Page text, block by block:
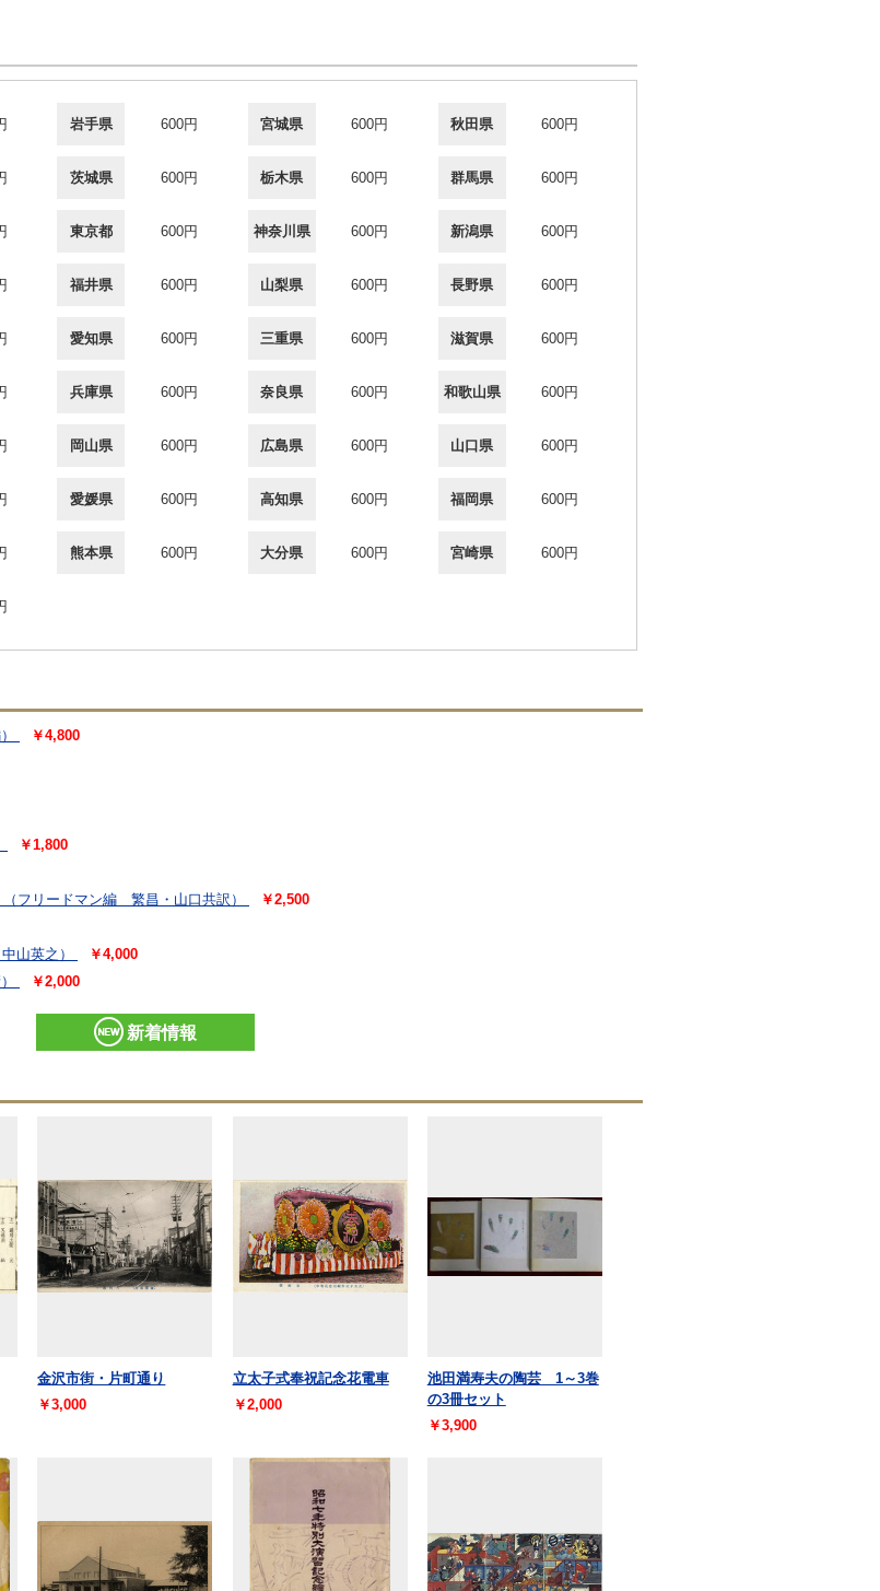
岩手県 600円 宮城県 600円 秋田県 600円
茨城県 600円 栃木県 600円 群馬県 600円
東京都 600円 神奈川県 600円 新潟県 600円
福井県 600円 山梨県 600円 長野県 600円
愛知県 600円 三重県 600円 滋賀県 600円
兵庫県 600円 奈良県 600円 和歌山県 600円
岡山県 600円 広島県 600円 山口県 600円
愛媛県 600円 高知県 600円 福岡県 600円
熊本県 600円 大分県 600円 宮崎県 600円
￥4,800
￥1,800
（フリードマン編 繁昌・山口共訳）
￥2,500
中山英之）
￥4,000
￥2,000
新着情報
金沢市街・片町通り
￥3,000
立太子式奉祝記念花電車
￥2,000
池田満寿夫の陶芸 1～3巻
の3冊セット
￥3,900